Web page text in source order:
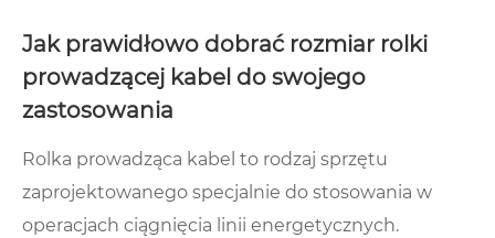
Jak prawidłowo dobrać rozmiar rolki
prowadzącej kabel do swojego
zastosowania
Rolka prowadząca kabel to rodzaj sprzętu
zaprojektowanego specjalnie do stosowania w
operacjach ciągnięcia linii energetycznych.